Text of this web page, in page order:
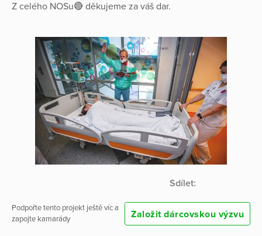
Z celého NOSu🔴 děkujeme za váš dar.
Sdílet:
Podpořte tento projekt ještě víc a
zapojte kamarády
Založit dárcovskou výzvu